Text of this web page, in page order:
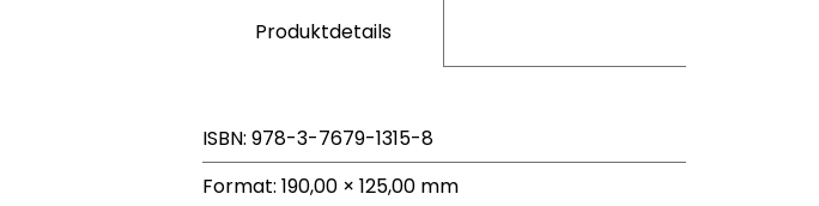
Produktdetails
ISBN: 978-3-7679-1315-8
Format: 190,00 × 125,00 mm